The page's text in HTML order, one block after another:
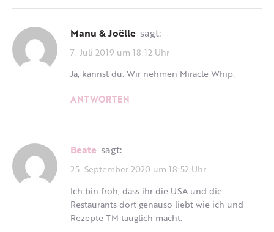
Manu & Joëlle sagt:
7. Juli 2019 um 18:12 Uhr
Ja, kannst du. Wir nehmen Miracle Whip.
ANTWORTEN
Beate sagt:
25. September 2020 um 18:52 Uhr
Ich bin froh, dass ihr die USA und die
Restaurants dort genauso liebt wie ich und
Rezepte TM tauglich macht.